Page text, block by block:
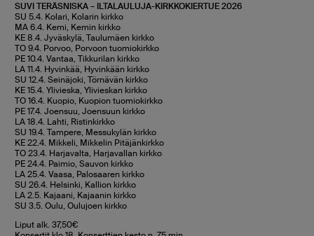
SUVI TERÄSNISKA – ILTALAULUJA-KIRKKOKIERTUE 2026
SU 5.4. Kolari, Kolarin kirkko
MA 6.4. Kemi, Kemin kirkko
KE 8.4. Jyväskylä, Taulumäen kirkko
TO 9.4. Porvoo, Porvoon tuomiokirkko
PE 10.4. Vantaa, Tikkurilan kirkko
LA 11.4. Hyvinkää, Hyvinkään kirkko
SU 12.4. Seinäjoki, Törnävän kirkko
KE 15.4. Ylivieska, Ylivieskan kirkko
TO 16.4. Kuopio, Kuopion tuomiokirkko
PE 17.4. Joensuu, Joensuun kirkko
LA 18.4. Lahti, Ristinkirkko
SU 19.4. Tampere, Messukylän kirkko
KE 22.4. Mikkeli, Mikkelin Pitäjänkirkko
TO 23.4. Harjavalta, Harjavallan kirkko
PE 24.4. Paimio, Sauvon kirkko
LA 25.4. Vaasa, Palosaaren kirkko
SU 26.4. Helsinki, Kallion kirkko
LA 2.5. Kajaani, Kajaanin kirkko
SU 3.5. Oulu, Oulujoen kirkko
Liput alk. 37,50€